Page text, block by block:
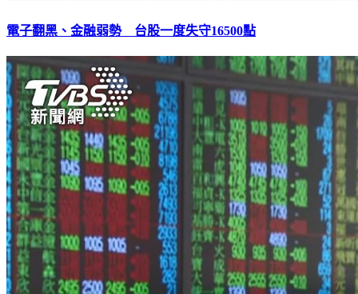
電子翻黑、金融弱勢 台股一度失守16500點